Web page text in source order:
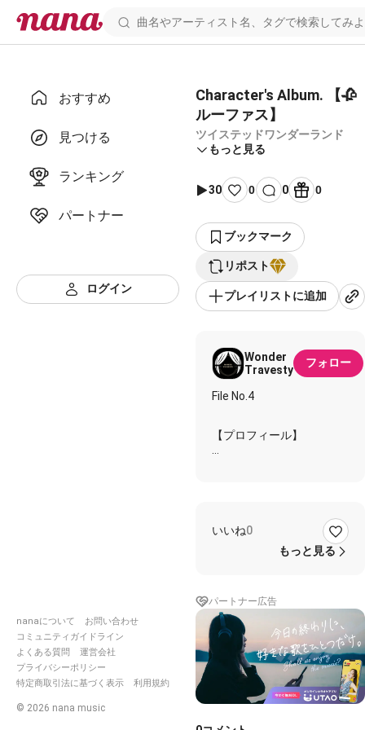
おすすめ
見つける
ランキング
パートナー
ログイン
nanaについて
お問い合わせ
コミュニティガイドライン
よくある質問
運営会社
プライバシーポリシー
特定商取引法に基づく表示
利用規約
© 2026 nana music
Character's Album. 【🥀
ルーファス】
ツイステッドワンダーランド
もっと見る
30 0 0 0
ブックマーク
リポスト
プレイリストに追加
Wonder
Travesty
フォロー
File No.4
【プロフィール】
誕生日：7月26日 蟹座
寮・寮長
部活動：マジカルシフト部
ユニーク魔法：有
ヴィランとする所以：彼を
大罪で例えるなら憤怒。普
段の快活な彼と同一人物か
いいね0
もっと見る
パートナー広告